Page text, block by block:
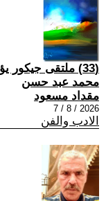
(33) ملتقى جيكور
محمد عبد حسن
مقداد مسعود
2026 / 8 / 7
الادب والفن